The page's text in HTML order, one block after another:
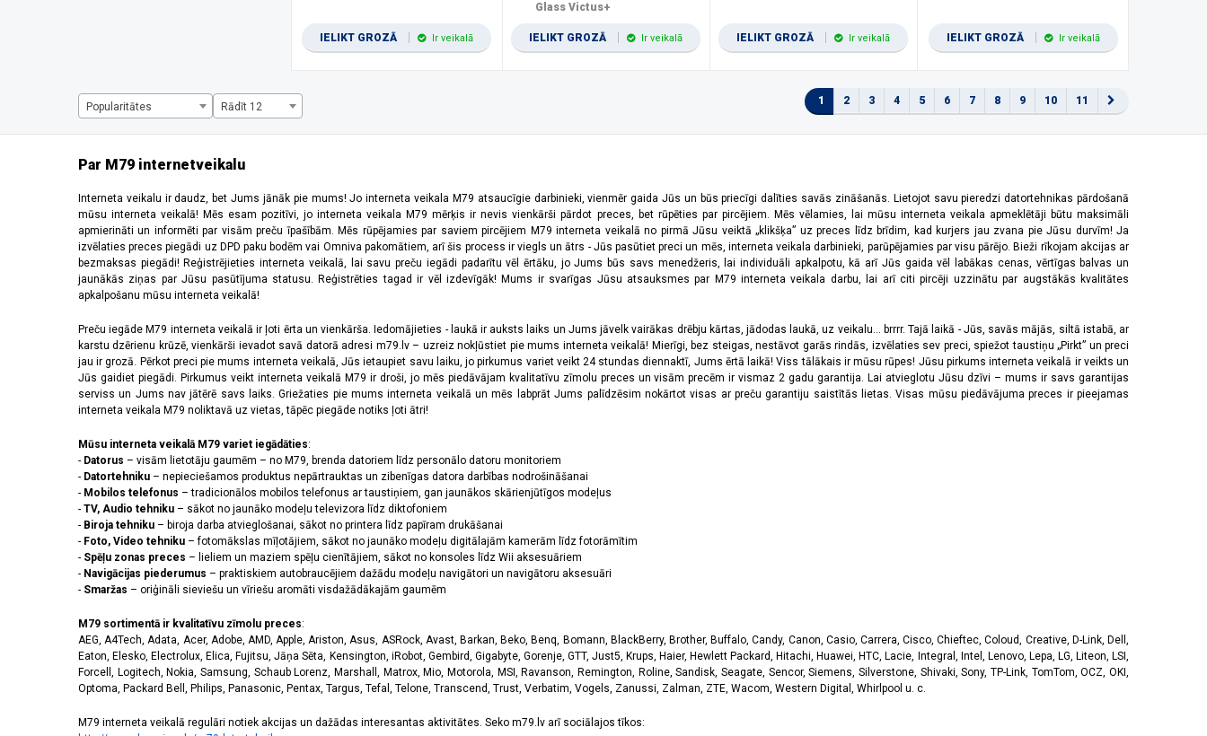
2184 x 1968 pikseļi
(5)
220 x 176 pikseļi (3)
2340 x 1080 pikseļi (28)
2392 x 1080 pikseļi
2400 x 1080 pikseļi (10)
2408 x 1080 pikseļi
(5)
2412 x 1080 pikseļi (6)
2440 x 2240 pikseļi
(2)
2448 x 1080 pikseļi (1)
2510 x 1156 pikseļi (1)
2532 x 1170 pikseļi (11)
2556 x 1179 pikseļi
(14)
2608 x 1200 pikseļi (2)
2622 x 1206 pikseļi (3)
2640 x 1080 pikseļi (3)
2712 x 1220 pikseļi (9)
2772 x 1280 pikseļi (1)
2778 x 1284 pikseļi (5)
2780 x 1264 pikseļi (1)
2796 x 1290 pikseļi
(9)
2800 x 1272 pikseļi
(1)
2800 x 1280 pikseļi (2)
2844 x 1260 pikseļi (1)
3120 x 1440 pikseļi
320 x 240 pikseļi (14)
3200 x 1140 pikseļi (1)
3200 x 1440 pikseļi (1)
IELIKT GROZĀ Ir veikalā
Glass Victus+
IELIKT GROZĀ Ir veikalā IELIKT GROZĀ Ir veikalā IELIKT GROZĀ Ir veikalā
1 2 3 4 5 6 7 8 9 10 11
Popularitātes Rādīt 12
Par M79 internetveikalu
Interneta veikalu ir daudz, bet Jums jānāk pie mums! Jo interneta veikala M79 atsaucīgie darbinieki, vienmēr gaida Jūs un būs priecīgi dalīties savās zināšanās. Lietojot savu pieredzi datortehnikas pārdošanā
mūsu interneta veikalā! Mēs esam pozitīvi, jo interneta veikala M79 mērķis ir nevis vienkārši pārdot preces, bet rūpēties par pircējiem. Mēs vēlamies, lai mūsu interneta veikala apmeklētāji būtu maksimāli
apmierināti un informēti par visām preču īpašībām. Mēs rūpējamies par saviem pircējiem M79 interneta veikalā no pirmā Jūsu veiktā „klikšķa” uz preces līdz brīdim, kad kurjers jau zvana pie Jūsu durvīm! Ja
izvēlaties preces piegādi uz DPD paku bodēm vai Omniva pakomātiem, arī šis process ir viegls un ātrs - Jūs pasūtiet preci un mēs, interneta veikala darbinieki, parūpējamies par visu pārējo. Bieži rīkojam akcijas ar
bezmaksas piegādi! Reģistrējieties interneta veikalā, lai savu preču iegādi padarītu vēl ērtāku, jo Jums būs savs menedžeris, lai individuāli apkalpotu, kā arī Jūs gaida vēl labākas cenas, vērtīgas balvas un
jaunākās ziņas par Jūsu pasūtījuma statusu. Reģistrēties tagad ir vēl izdevīgāk! Mums ir svarīgas Jūsu atsauksmes par M79 interneta veikala darbu, lai arī citi pircēji uzzinātu par augstākās kvalitātes
apkalpošanu mūsu interneta veikalā!
Preču iegāde M79 interneta veikalā ir ļoti ērta un vienkārša. Iedomājieties - laukā ir auksts laiks un Jums jāvelk vairākas drēbju kārtas, jādodas laukā, uz veikalu... brrrr. Tajā laikā - Jūs, savās mājās, siltā istabā, ar
karstu dzērienu krūzē, vienkārši ievadot savā datorā adresi m79.lv – uzreiz nokļūstiet pie mums interneta veikalā! Mierīgi, bez steigas, nestāvot garās rindās, izvēlaties sev preci, spiežot taustiņu „Pirkt” un preci
jau ir grozā. Pērkot preci pie mums interneta veikalā, Jūs ietaupiet savu laiku, jo pirkumus variet veikt 24 stundas diennaktī, Jums ērtā laikā! Viss tālākais ir mūsu rūpes! Jūsu pirkums interneta veikalā ir veikts un
Jūs gaidiet piegādi. Pirkumus veikt interneta veikalā M79 ir droši, jo mēs piedāvājam kvalitatīvu zīmolu preces un visām precēm ir vismaz 2 gadu garantija. Lai atvieglotu Jūsu dzīvi – mums ir savs garantijas
serviss un Jums nav jātērē savs laiks. Griežaties pie mums interneta veikalā un mēs labprāt Jums palīdzēsim nokārtot visas ar preču garantiju saistītās lietas. Visas mūsu piedāvājuma preces ir pieejamas
interneta veikala M79 noliktavā uz vietas, tāpēc piegāde notiks ļoti ātri!
Mūsu interneta veikalā M79 variet iegādāties:
- Datorus – visām lietotāju gaumēm – no M79, brenda datoriem līdz personālo datoru monitoriem
- Datortehniku – nepieciešamos produktus nepārtrauktas un zibenīgas datora darbības nodrošināšanai
- Mobilos telefonus – tradicionālos mobilos telefonus ar taustiņiem, gan jaunākos skārienjūtīgos modeļus
- TV, Audio tehniku – sākot no jaunāko modeļu televizora līdz diktofoniem
- Biroja tehniku – biroja darba atvieglošanai, sākot no printera līdz papīram drukāšanai
- Foto, Video tehniku – fotomākslas mīļotājiem, sākot no jaunāko modeļu digitālajām kamerām līdz fotorāmītim
- Spēļu zonas preces – lieliem un maziem spēļu cienītājiem, sākot no konsoles līdz Wii aksesuāriem
- Navigācijas piederumus – praktiskiem autobraucējiem dažādu modeļu navigātori un navigātoru aksesuāri
- Smaržas – oriģināli sieviešu un vīriešu aromāti visdažādākajām gaumēm
M79 sortimentā ir kvalitatīvu zīmolu preces:
AEG, A4Tech, Adata, Acer, Adobe, AMD, Apple, Ariston, Asus, ASRock, Avast, Barkan, Beko, Benq, Bomann, BlackBerry, Brother, Buffalo, Candy, Canon, Casio, Carrera, Cisco, Chieftec, Coloud, Creative, D-Link, Dell,
Eaton, Elesko, Electrolux, Elica, Fujitsu, Jāņa Sēta, Kensington, iRobot, Gembird, Gigabyte, Gorenje, GTT, Just5, Krups, Haier, Hewlett Packard, Hitachi, Huawei, HTC, Lacie, Integral, Intel, Lenovo, Lepa, LG, Liteon, LSI,
Forcell, Logitech, Nokia, Samsung, Schaub Lorenz, Marshall, Matrox, Mio, Motorola, MSI, Ravanson, Remington, Roline, Sandisk, Seagate, Sencor, Siemens, Silverstone, Shivaki, Sony, TP-Link, TomTom, OCZ, OKI,
Optoma, Packard Bell, Philips, Panasonic, Pentax, Targus, Tefal, Telone, Transcend, Trust, Verbatim, Vogels, Zanussi, Zalman, ZTE, Wacom, Western Digital, Whirlpool u. c.
M79 interneta veikalā regulāri notiek akcijas un dažādas interesantas aktivitātes. Seko m79.lv arī sociālajos tīkos: